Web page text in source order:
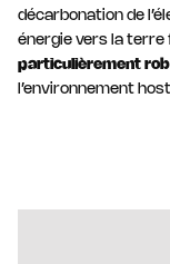
décarbonation de
énergie vers la
particulièrement
l’environnement